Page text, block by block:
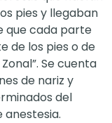
pies y llegaban
que cada parte
de los pies o de
Se cuenta
de nariz y
del
anestesia.